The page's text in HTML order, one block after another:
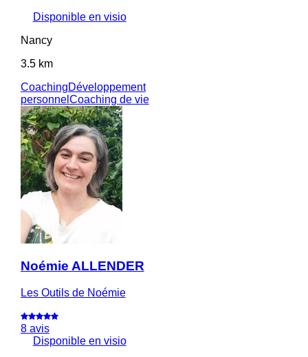
Disponible en visio
Nancy
3.5 km
CoachingDéveloppement
personnel Coaching de vie
Noémie ALLENDER
Les Outils de Noémie
8 avis
Disponible en visio